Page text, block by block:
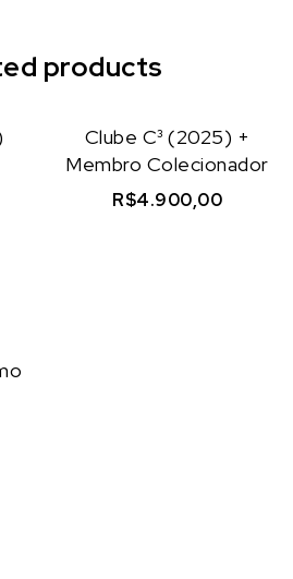
products
Clube C³ (2025) +
Membro Colecionador
R$4.900,00